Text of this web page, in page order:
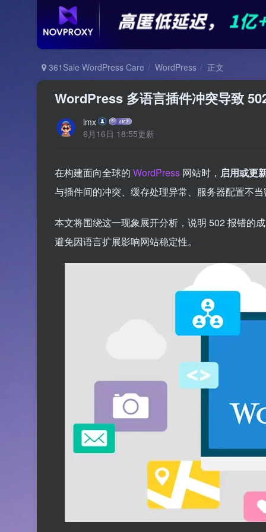
361Sale WordPress Care WordPress 正文
WordPress 多语言插件冲突导致
lmx
6月16日 18:55更新
在构建面向全球的 WordPress 网站时， 启用或更
与插件间的冲突、缓存处理异常、服务器配置不
本文将围绕这一现象展开分析，说明 502 报错的
避免因语言扩展影响网站稳定性。